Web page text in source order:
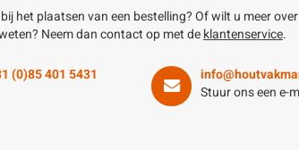
het plaatsen van een bestelling? Of wilt u meer
Neem dan contact op met deklantenservice.
(0)85 401 5431
Stuur ons een e-